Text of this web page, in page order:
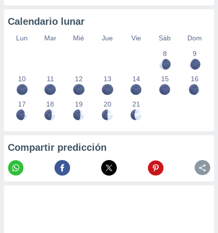
Calendario lunar
Lun Mar Mié Jue Vie Sáb
Dom
8
9
10 11 12 13 14 15 16
17 18 19 20 21
Compartir predicción